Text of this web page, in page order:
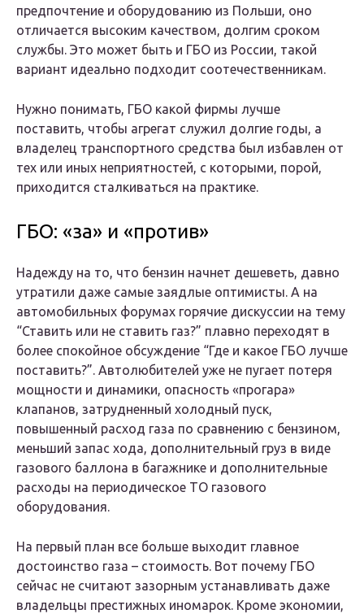
предпочтение и оборудованию из Польши, оно
отличается высоким качеством, долгим сроком
службы. Это может быть и ГБО из России, такой
вариант идеально подходит соотечественникам.
Нужно понимать, ГБО какой фирмы лучше
поставить, чтобы агрегат служил долгие годы, а
владелец транспортного средства был избавлен от
тех или иных неприятностей, с которыми, порой,
приходится сталкиваться на практике.
ГБО: «за» и «против»
Надежду на то, что бензин начнет дешеветь, давно
утратили даже самые заядлые оптимисты. А на
автомобильных форумах горячие дискуссии на тему
“Ставить или не ставить газ?” плавно переходят в
более спокойное обсуждение “Где и какое ГБО лучше
поставить?”. Автолюбителей уже не пугает потеря
мощности и динамики, опасность «прогара»
клапанов, затрудненный холодный пуск,
повышенный расход газа по сравнению с бензином,
меньший запас хода, дополнительный груз в виде
газового баллона в багажнике и дополнительные
расходы на периодическое ТО газового
оборудования.
На первый план все больше выходит главное
достоинство газа – стоимость. Вот почему ГБО
сейчас не считают зазорным устанавливать даже
владельцы престижных иномарок. Кроме экономии,